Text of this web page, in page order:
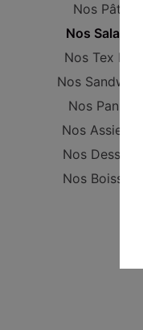
Nos Pâtes
Nos Salades
Nos Tex Mex
Nos Sandwichs
Nos Paninis
Nos Assiettes
Nos Desserts
Nos Boissons